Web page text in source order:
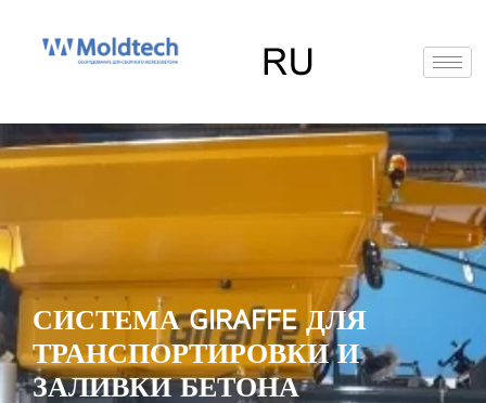
содержимому
RU
ES
СИСТЕМА GIRAFFE ДЛЯ
ТРАНСПОРТИРОВКИ И
ЗАЛИВКИ БЕТОНА